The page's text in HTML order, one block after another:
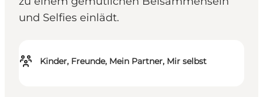
und Selfies einlädt.
Kinder, Freunde, Mein Partner, Mir selbst